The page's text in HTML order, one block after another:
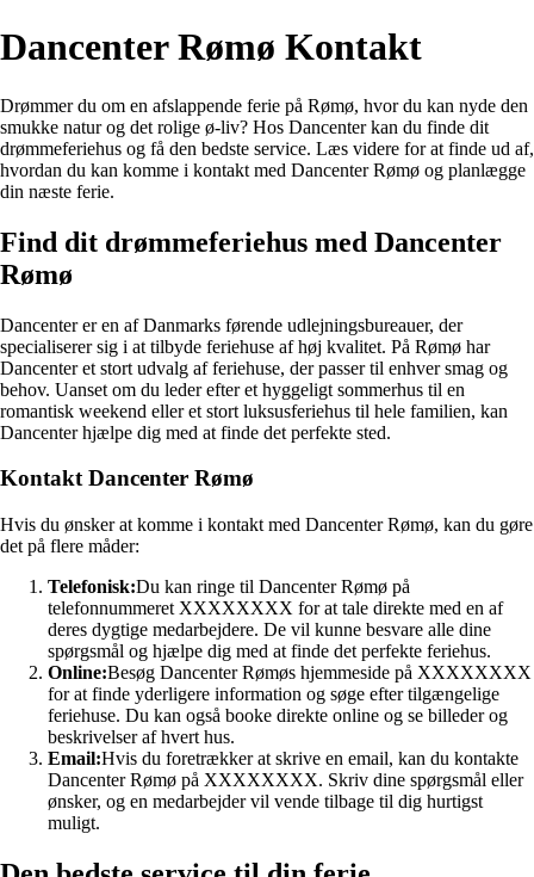
Dancenter Rømø Kontakt
Drømmer du om en afslappende ferie på Rømø, hvor du kan nyde den
smukke natur og det rolige ø-liv? Hos Dancenter kan du finde dit
drømmeferiehus og få den bedste service. Læs videre for at finde ud af,
hvordan du kan komme i kontakt med Dancenter Rømø og planlægge
din næste ferie.
Find dit drømmeferiehus med Dancenter
Rømø
Dancenter er en af Danmarks førende udlejningsbureauer, der
specialiserer sig i at tilbyde feriehuse af høj kvalitet. På Rømø har
Dancenter et stort udvalg af feriehuse, der passer til enhver smag og
behov. Uanset om du leder efter et hyggeligt sommerhus til en
romantisk weekend eller et stort luksusferiehus til hele familien, kan
Dancenter hjælpe dig med at finde det perfekte sted.
Kontakt Dancenter Rømø
Hvis du ønsker at komme i kontakt med Dancenter Rømø, kan du gøre
det på flere måder:
Telefonisk:Du kan ringe til Dancenter Rømø på
telefonnummeret XXXXXXXX for at tale direkte med en af
deres dygtige medarbejdere. De vil kunne besvare alle dine
spørgsmål og hjælpe dig med at finde det perfekte feriehus.
Online:Besøg Dancenter Rømøs hjemmeside på XXXXXXXX
for at finde yderligere information og søge efter tilgængelige
feriehuse. Du kan også booke direkte online og se billeder og
beskrivelser af hvert hus.
Email:Hvis du foretrækker at skrive en email, kan du kontakte
Dancenter Rømø på XXXXXXXX. Skriv dine spørgsmål eller
ønsker, og en medarbejder vil vende tilbage til dig hurtigst
muligt.